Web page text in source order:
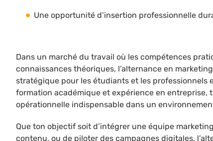
Une opportunité d’insertion professionnelle
Dans un marché du travail où les compétences
connaissances théoriques, l’alternance en
stratégique pour les étudiants et les professionnels
formation académique et expérience en entreprise,
opérationnelle indispensable dans un
Que ton objectif soit d’intégrer une équipe
contenu, ou de piloter des campagnes digitales,